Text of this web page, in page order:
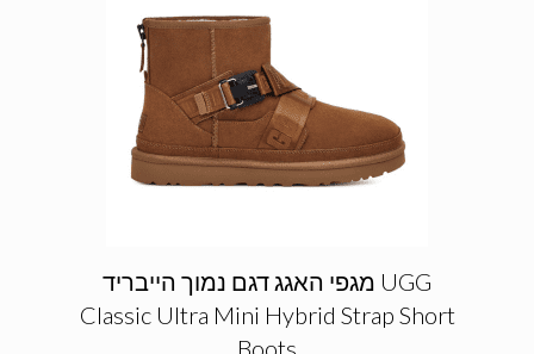
מגפי האגג דגם נמוך הייבריד UGG
Classic Ultra Mini Hybrid Strap Short